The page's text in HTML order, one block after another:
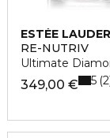
ESTÉE LAUDER
RE-NUTRIV
Ultimate
349,00 € 5 2